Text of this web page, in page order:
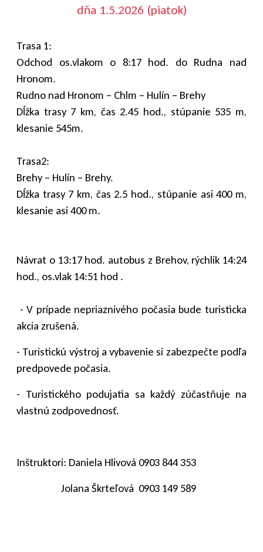
dňa 1.5.2026 (piatok)
Trasa 1:
Odchod os.vlakom o 8:17 hod. do Rudna nad
Hronom.
Rudno nad Hronom – Chlm – Hulín – Brehy
Dĺžka trasy 7 km, čas 2.45 hod., stúpanie 535 m,
klesanie 545m.
Trasa2:
Brehy – Hulín – Brehy.
Dĺžka trasy 7 km, čas 2.5 hod., stúpanie asi 400 m,
klesanie asi 400 m.
Návrat o 13:17 hod. autobus z Brehov, rýchlik 14:24
hod., os.vlak 14:51 hod .
- V prípade nepriaznivého počasia bude turisticka
akcia zrušená.
- Turistickú výstroj a vybavenie si zabezpečte podľa
predpovede počasia.
- Turistického podujatia sa každý zúčastňuje na
vlastnú zodpovednosť.
Inštruktori: Daniela Hlivová 0903 844 353
Jolana Škrteľová 0903 149 589